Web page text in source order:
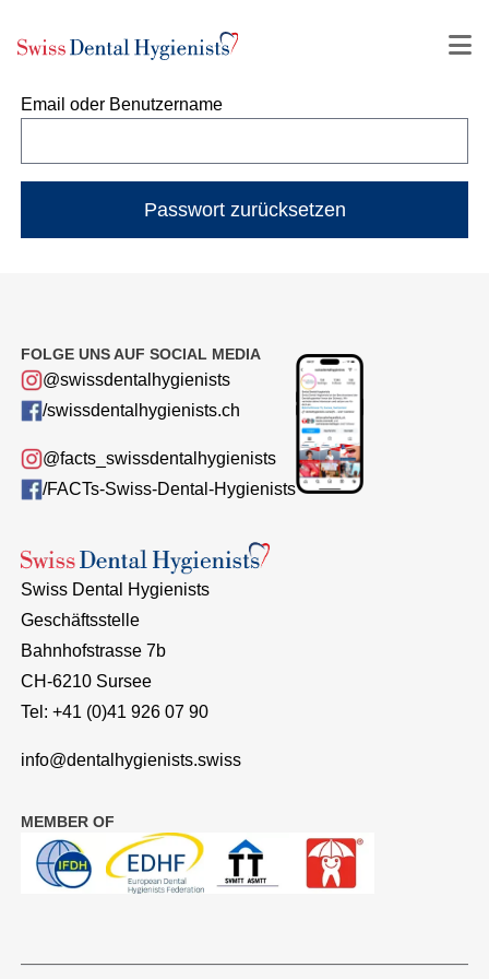
Email oder Benutzername
Passwort zurücksetzen
Swiss Dental Hygienists
Geschäftsstelle
Bahnhofstrasse 7b
CH-6210 Sursee
Tel: +41 (0)41 926 07 90
info@dentalhygienists.swiss
FOLGE UNS AUF SOCIAL MEDIA
@swissdentalhygienists
/swissdentalhygienists.ch
@facts_swissdentalhygienists
/FACTs-Swiss-Dental-Hygienists
MEMBER OF